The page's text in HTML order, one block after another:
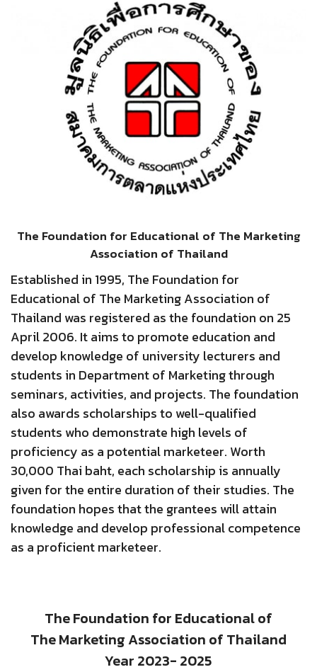
The Foundation for Educational of The Marketing
Association of Thailand
Established in 1995, The Foundation for
Educational of The Marketing Association of
Thailand was registered as the foundation on 25
April 2006. It aims to promote education and
develop knowledge of university lecturers and
students in Department of Marketing through
seminars, activities, and projects. The foundation
also awards scholarships to well-qualified
students who demonstrate high levels of
proficiency as a potential marketeer. Worth
30,000 Thai baht, each scholarship is annually
given for the entire duration of their studies. The
foundation hopes that the grantees will attain
knowledge and develop professional competence
as a proficient marketeer.
The Foundation for Educational of
The Marketing Association of Thailand
Year 2023- 2025